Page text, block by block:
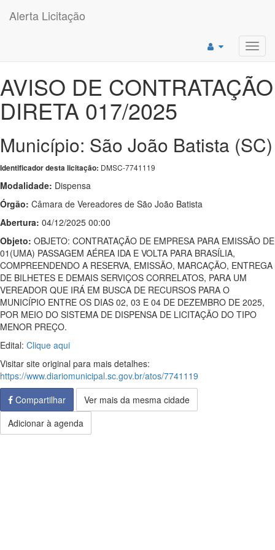
Alerta Licitação
AVISO DE CONTRATAÇÃO
DIRETA 017/2025
Município: São João Batista (SC)
Identificador desta licitação: DMSC-7741119
Modalidade: Dispensa
Órgão: Câmara de Vereadores de São João Batista
Abertura: 04/12/2025 00:00
Objeto: OBJETO: CONTRATAÇÃO DE EMPRESA PARA EMISSÃO DE
01(UMA) PASSAGEM AÉREA IDA E VOLTA PARA BRASÍLIA,
COMPREENDENDO A RESERVA, EMISSÃO, MARCAÇÃO, ENTREGA
DE BILHETES E DEMAIS SERVIÇOS CORRELATOS, PARA UM
VEREADOR QUE IRÁ EM BUSCA DE RECURSOS PARA O
MUNICÍPIO ENTRE OS DIAS 02, 03 E 04 DE DEZEMBRO DE 2025,
POR MEIO DO SISTEMA DE DISPENSA DE LICITAÇÃO DO TIPO
MENOR PREÇO.
Edital: Clique aqui
Visitar site original para mais detalhes:
https://www.diariomunicipal.sc.gov.br/atos/7741119
Compartilhar
Ver mais da mesma cidade
Adicionar à agenda